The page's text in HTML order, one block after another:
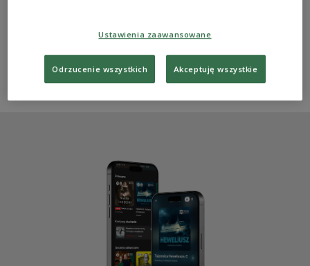
Christopher Nolan Emma Stone
Da'Vine Joy Randolph Mstyslav Chernov Jennifer Lame
Jonathan Glazer Ludwig Göransson
Billie Eilish
Cord Jefferson
Ustawienia zaawansowane
Odrzucenie wszystkich Akceptuję wszystkie